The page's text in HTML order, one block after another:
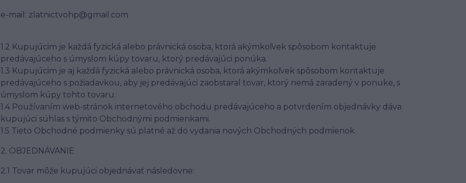
e-mail: zlatnictvohp@gmail.com
1.2 Kupujúcim je každá fyzická alebo právnická osoba, ktorá akýmkoľvek spôsobom kontaktuje
predávajúceho s úmyslom kúpy tovaru, ktorý predávajúci ponúka.
1.3 Kupujúcim je aj každá fyzická alebo právnická osoba, ktorá akýmkoľvek spôsobom kontaktuje
predávajúceho s požiadavkou, aby jej predávajúci zaobstaral tovar, ktorý nemá zaradený v ponuke, s
úmyslom kúpy tohto tovaru.
1.4 Používaním web-stránok internetového obchodu predávajúceho a potvrdením objednávky dáva
kupujúci súhlas s týmito Obchodnými podmienkami.
1.5 Tieto Obchodné podmienky sú platné až do vydania nových Obchodných podmienok.
2. OBJEDNÁVANIE
2.1 Tovar môže kupujúci objednávať následovne: